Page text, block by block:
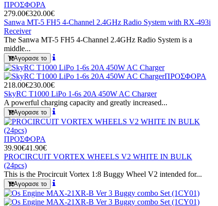
ΠΡΟΣΦΟΡΑ
279.00€320.00€
Sanwa MT-5 FH5 4-Channel 2.4GHz Radio System with RX-493i
Receiver
The Sanwa MT-5 FH5 4-Channel 2.4GHz Radio System is a
middle...
Αγορασε το
ΠΡΟΣΦΟΡΑ
218.00€230.00€
SkyRC T1000 LiPo 1-6s 20A 450W AC Charger
A powerful charging capacity and greatly increased...
Αγορασε το
ΠΡΟΣΦΟΡΑ
39.90€41.90€
PROCIRCUIT VORTEX WHEELS V2 WHITE IN BULK
(24pcs)
This is the Procircuit Vortex 1:8 Buggy Wheel V2 intended for...
Αγορασε το